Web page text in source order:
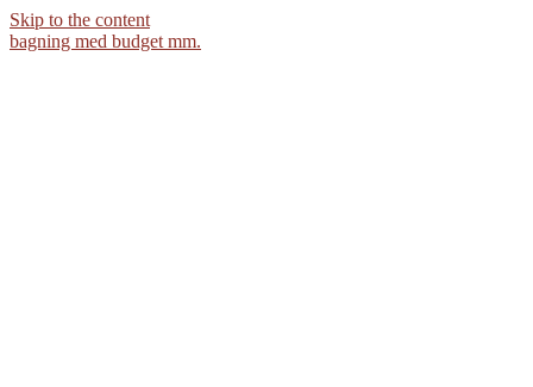
Skip to the content
bagning med budget mm.